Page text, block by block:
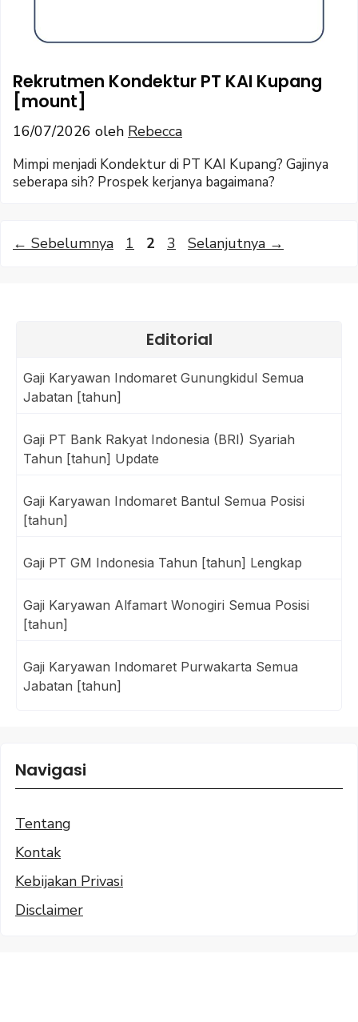
Rekrutmen Kondektur PT KAI Kupang
[mount]
16/07/2026 oleh Rebecca
Mimpi menjadi Kondektur di PT KAI Kupang? Gajinya
seberapa sih? Prospek kerjanya bagaimana?
← Sebelumnya Halaman
1 Halaman
2 Halaman
3 Selanjutnya →
Editorial
Gaji Karyawan Indomaret Gunungkidul Semua
Jabatan [tahun]
Gaji PT Bank Rakyat Indonesia (BRI) Syariah
Tahun [tahun] Update
Gaji Karyawan Indomaret Bantul Semua Posisi
[tahun]
Gaji PT GM Indonesia Tahun [tahun] Lengkap
Gaji Karyawan Alfamart Wonogiri Semua Posisi
[tahun]
Gaji Karyawan Indomaret Purwakarta Semua
Jabatan [tahun]
Navigasi
Tentang
Kontak
Kebijakan Privasi
Disclaimer